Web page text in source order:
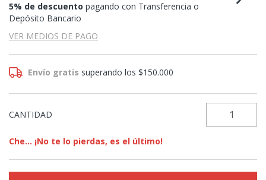
5% de descuento pagando con Transferencia o
Depósito Bancario
VER MEDIOS DE PAGO
Envío gratis superando los$150.000
CANTIDAD
Che... ¡No te lo pierdas, es el último!